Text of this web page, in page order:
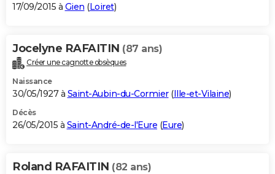
17/09/2015 à Gien (Loiret)
Jocelyne RAFAITIN (87 ans)
Créer une cagnotte obsèques
Naissance
30/05/1927 à Saint-Aubin-du-Cormier(Ille-et-Vilaine)
Décès
26/05/2015 à Saint-André-de-l'Eure (Eure)
Roland RAFAITIN (82 ans)